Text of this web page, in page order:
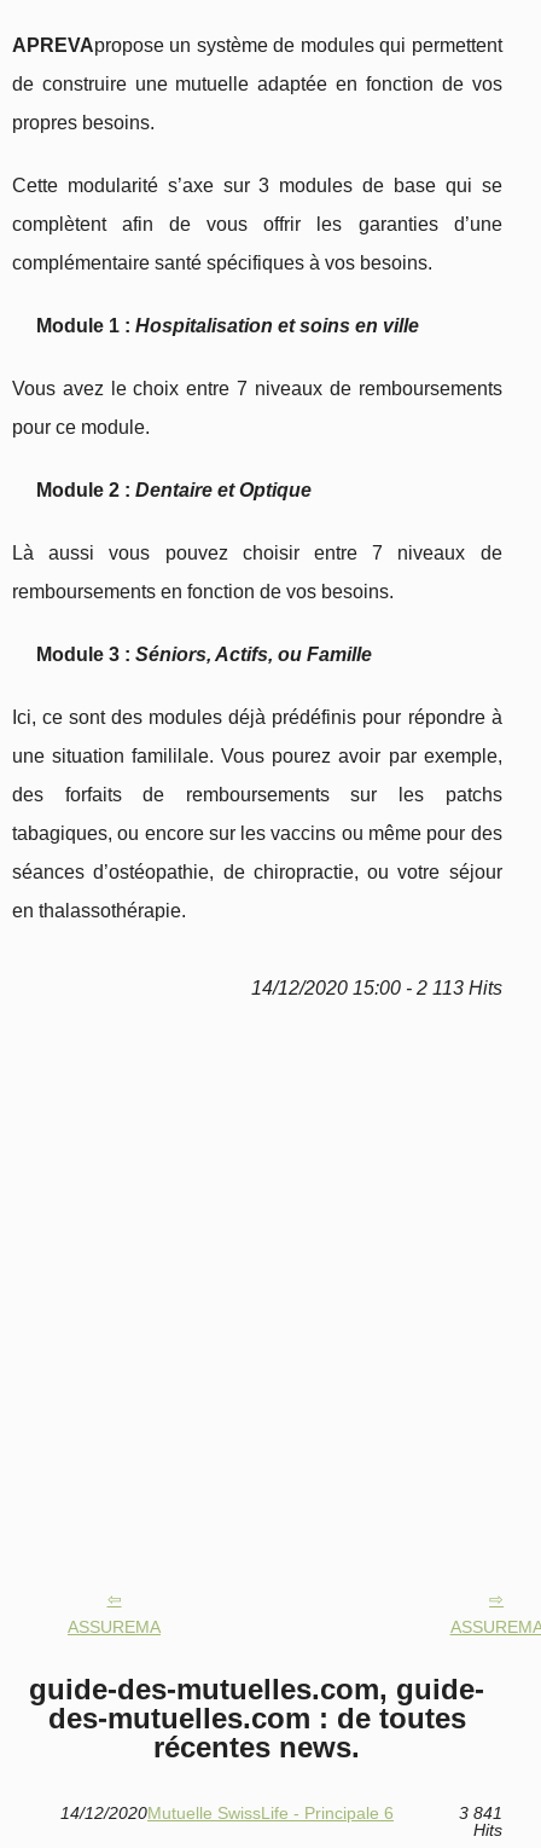
APREVApropose un système de modules qui permettent
de construire une mutuelle adaptée en fonction de vos
propres besoins.
Cette modularité s’axe sur 3 modules de base qui se
complètent afin de vous offrir les garanties d’une
complémentaire santé spécifiques à vos besoins.
Module 1 : Hospitalisation et soins en ville
Vous avez le choix entre 7 niveaux de remboursements
pour ce module.
Module 2 : Dentaire et Optique
Là aussi vous pouvez choisir entre 7 niveaux de
remboursements en fonction de vos besoins.
Module 3 : Séniors, Actifs, ou Famille
Ici, ce sont des modules déjà prédéfinis pour répondre à
une situation famililale. Vous pourez avoir par exemple,
des forfaits de remboursements sur les patchs
tabagiques, ou encore sur les vaccins ou même pour des
séances d’ostéopathie, de chiropractie, ou votre séjour
en thalassothérapie.
14/12/2020 15:00 - 2 113 Hits
ASSUREMA
guide-des-mutuelles.com, guide-
des-mutuelles.com : de toutes
récentes news.
14/12/2020Mutuelle SwissLife - Principale 6
3 841
Hits